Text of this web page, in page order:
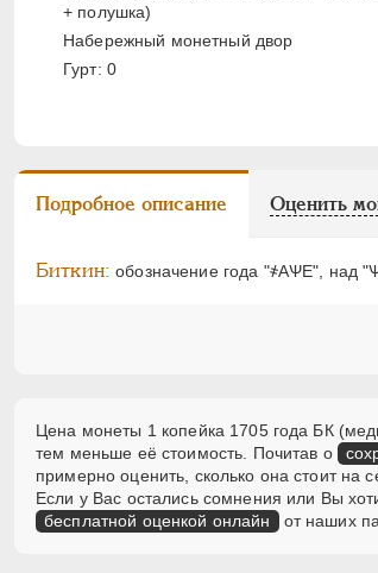
+ полушка)
Набережный монетный двор
Гурт: 0
Подробное описание Оценить
Биткин: обозначение года "҂АѰЕ", над
Цена монеты 1 копейка 1705 года БК
тем меньше её стоимость. Почитав о
примерно оценить, сколько она стоит на
Если у Вас остались сомнения или Вы
бесплатной оценкой онлайн от наших